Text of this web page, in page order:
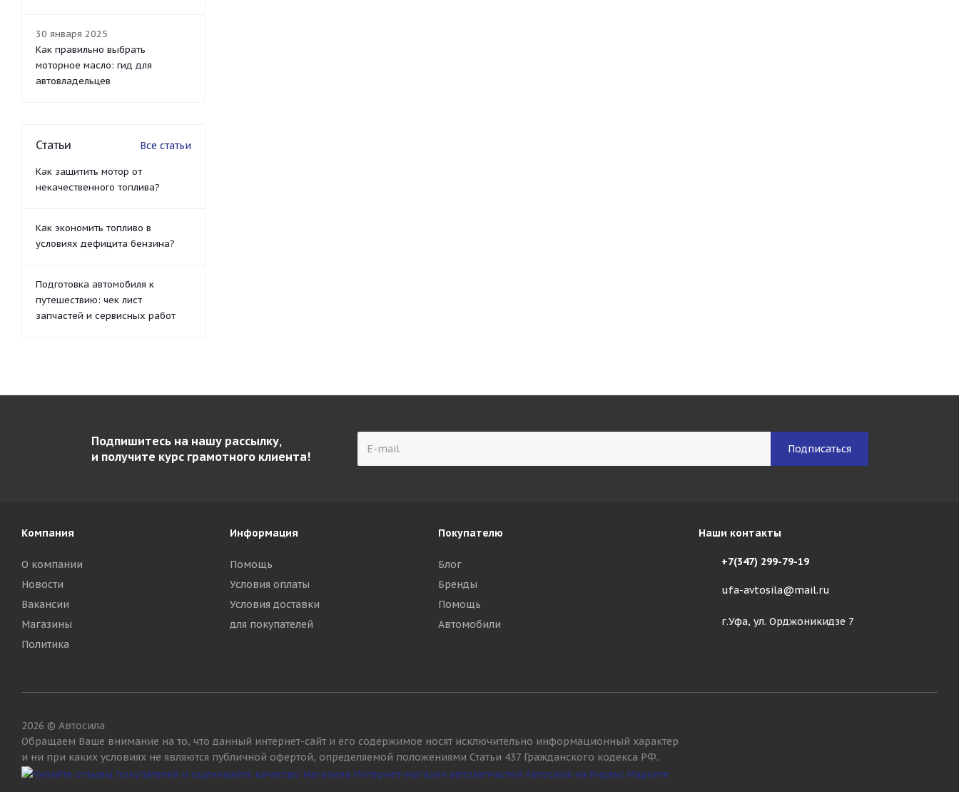
30 января 2025
Как правильно выбрать
моторное масло: гид для
автовладельцев
Статьи Все статьи
Как защитить мотор от
некачественного топлива?
Как экономить топливо в
условиях дефицита бензина?
Подготовка автомобиля к
путешествию: чек лист
запчастей и сервисных работ
Подпишитесь на нашу рассылку,
и получите курс грамотного клиента!
Компания
О компании
Новости
Вакансии
Магазины
Политика
Информация
Помощь
Условия оплаты
Условия доставки
для покупателей
Покупателю
Блог
Бренды
Помощь
Автомобили
Наши контакты
+7(347) 299-79-19
ufa-avtosila@mail.ru
г.Уфа, ул. Орджоникидзе 7
2026 © Автосила
Обращаем Ваше внимание на то, что данный интернет-сайт и его содержимое носят исключительно информационный характер
и ни при каких условиях не являются публичной офертой, определяемой положениями Статьи 437 Гражданского кодекса РФ.